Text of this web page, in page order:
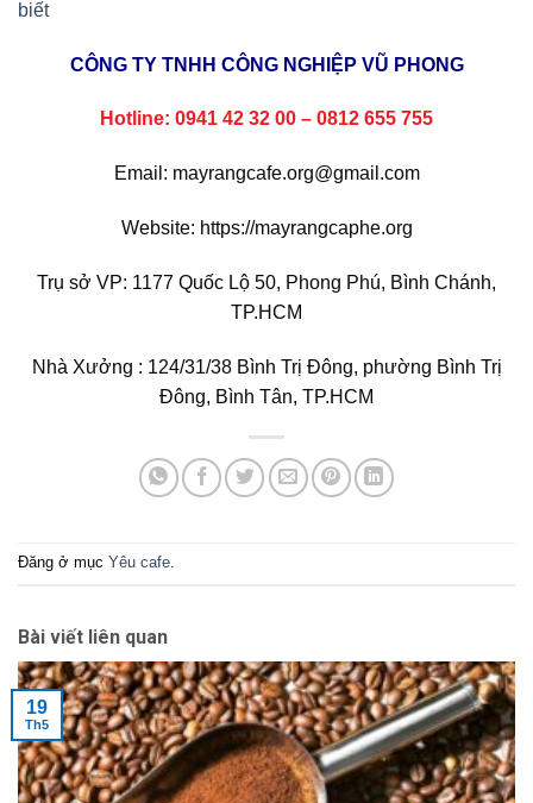
biết
CÔNG TY TNHH CÔNG NGHIỆP VŨ PHONG
Hotline: 0941 42 32 00 – 0812 655 755
Email: mayrangcafe.org@gmail.com
Website: https://mayrangcaphe.org
Trụ sở VP: 1177 Quốc Lộ 50, Phong Phú, Bình Chánh,
TP.HCM
Nhà Xưởng : 124/31/38 Bình Trị Đông, phường Bình Trị
Đông, Bình Tân, TP.HCM
Đăng ở mục Yêu cafe
Bài viết liên quan
19
Th5